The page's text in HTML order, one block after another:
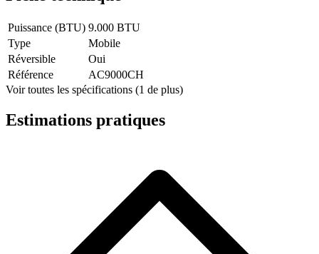
Puissance (BTU) 9.000 BTU
Type
Mobile
Réversible
Oui
Référence
AC9000CH
Voir toutes les spécifications (1 de plus)
Estimations pratiques